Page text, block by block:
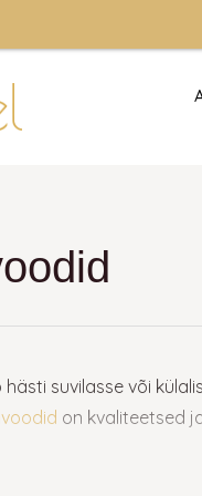
hästi suvilasse või
on kvaliteetsed
– milline